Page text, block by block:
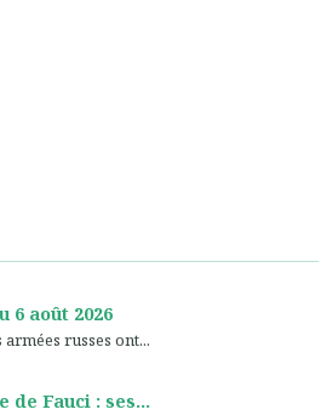
6 août 2026
russes ont...
de Fauci : ses...